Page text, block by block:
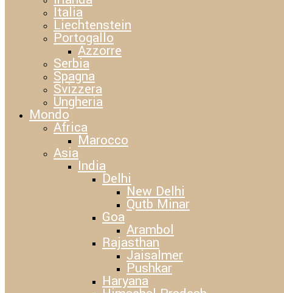
Italia
Liechtenstein
Portogallo
Azzorre
Serbia
Spagna
Svizzera
Ungheria
Mondo
Africa
Marocco
Asia
India
Delhi
New Delhi
Qutb Minar
Goa
Arambol
Rajasthan
Jaisalmer
Pushkar
Haryana